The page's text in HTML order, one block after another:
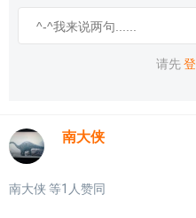
请先
南大侠
南大侠等1 人赞同